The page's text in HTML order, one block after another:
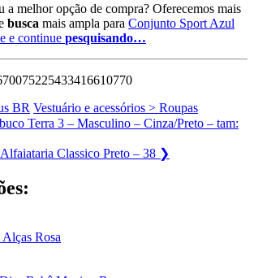
a melhor opção de compra? Oferecemos mais
busca mais ampla para Conjunto Sport Azul
e continue pesquisando…
BR Vestuário e acessórios > Roupas
Terra 3 – Masculino – Cinza/Preto – tam:
Classico Preto – 38 ❯
Rosa